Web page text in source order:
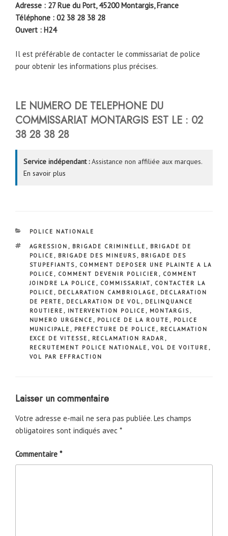
Adresse : 27 Rue du Port, 45200 Montargis, France
Téléphone : 02 38 28 38 28
Ouvert : H24
Il est préférable de contacter le commissariat de police
pour obtenir les informations plus précises.
LE NUMERO DE TELEPHONE DU
COMMISSARIAT MONTARGIS EST LE : 02
38 28 38 28
Service indépendant :Assistance non affiliée aux marques.
En savoir plus
CATÉGORIES
POLICE NATIONALE
ÉTIQUETTES
AGRESSION , BRIGADE CRIMINELLE , BRIGADE DE
POLICE , BRIGADE DES MINEURS, BRIGADE DES
STUPEFIANTS, COMMENT DEPOSER UNE PLAINTE A LA
POLICE , COMMENT DEVENIR POLICIER , COMMENT
JOINDRE LA POLICE , COMMISSARIAT, CONTACTER LA
POLICE , DECLARATION CAMBRIOLAGE , DECLARATION
DE PERTE , DECLARATION DE VOL , DELINQUANCE
ROUTIERE , INTERVENTION POLICE , MONTARGIS,
NUMERO URGENCE , POLICE DE LA ROUTE , POLICE
MUNICIPALE , PREFECTURE DE POLICE , RECLAMATION
EXCE DE VITESSE , RECLAMATION RADAR ,
RECRUTEMENT POLICE NATIONALE , VOL DE VOITURE ,
VOL PAR EFFRACTION
Laisser un commentaire
Votre adresse e-mail ne sera pas publiée. Les champs
obligatoires sont indiqués avec *
Commentaire *